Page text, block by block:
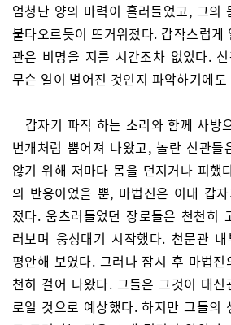
엄청난 양의 마력이 흘러들었고, 그의
불타오르듯이 뜨거워졌다. 갑작스럽게
관은 비명을 지를 시간조차 없었다.
무슨 일이 벌어진 것인지 파악하기에
갑자기 파직 하는 소리와 함께 사방
번개처럼 뿜어져 나왔고, 놀란 신관들
않기 위해 저마다 몸을 던지거나 피했
의 반응이었을 뿐, 마법진은 이내 갑
졌다. 움츠러들었던 장로들은 천천히
러보며 웅성대기 시작했다. 천문관
평안해 보였다. 그러나 잠시 후 마법
천히 걸어 나왔다. 그들은 그것이 대
로일 것으로 예상했다. 하지만 그들의